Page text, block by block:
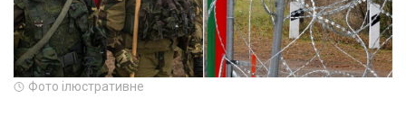
Фото ілюстративне